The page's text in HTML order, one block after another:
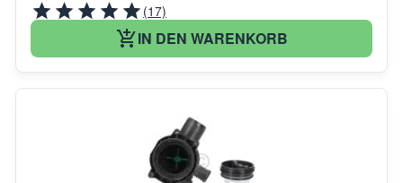
(17)
IN DEN WARENKORB